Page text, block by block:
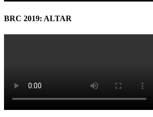
BRC 2019: ALTAR